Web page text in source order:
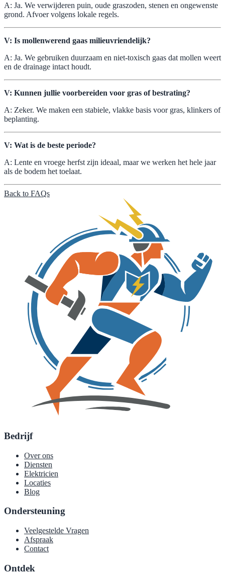
A: Ja. We verwijderen puin, oude graszoden, stenen en ongewenste
grond. Afvoer volgens lokale regels.
V: Is mollenwerend gaas milieuvriendelijk?
A: Ja. We gebruiken duurzaam en niet-toxisch gaas dat mollen weert
en de drainage intact houdt.
V: Kunnen jullie voorbereiden voor gras of bestrating?
A: Zeker. We maken een stabiele, vlakke basis voor gras, klinkers of
beplanting.
V: Wat is de beste periode?
A: Lente en vroege herfst zijn ideaal, maar we werken het hele jaar
als de bodem het toelaat.
Back to FAQs
Bedrijf
Over ons
Diensten
Elektricien
Locaties
Blog
Ondersteuning
Veelgestelde Vragen
Afspraak
Contact
Ontdek